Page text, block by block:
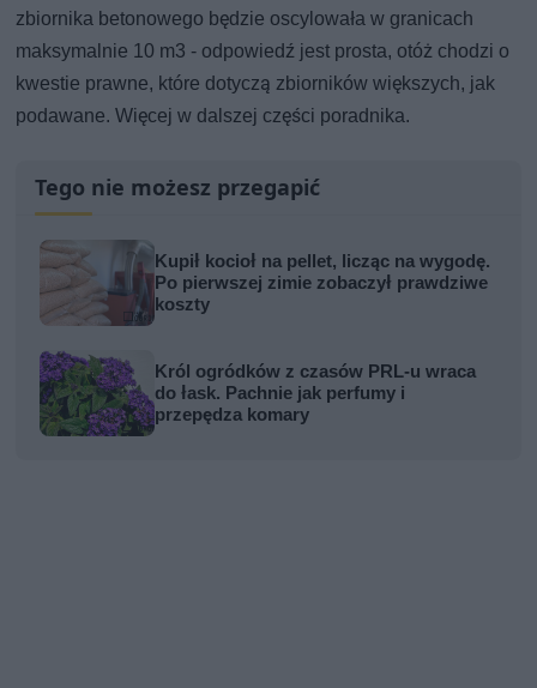
zbiornika betonowego będzie oscylowała w granicach
maksymalnie 10 m3 - odpowiedź jest prosta, otóż chodzi o
kwestie prawne, które dotyczą zbiorników większych, jak
podawane. Więcej w dalszej części poradnika.
Tego nie możesz przegapić
Kupił kocioł na pellet, licząc na wygodę.
Po pierwszej zimie zobaczył prawdziwe
koszty
Król ogródków z czasów PRL-u wraca
do łask. Pachnie jak perfumy i
przepędza komary